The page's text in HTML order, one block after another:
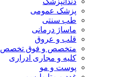
پزشک عمومی
طب سنتی
ماساژ درمانی
قلب و عروق
متخصص و فوق تخصص
کلیه و مجاری ادراری
پوست و مو